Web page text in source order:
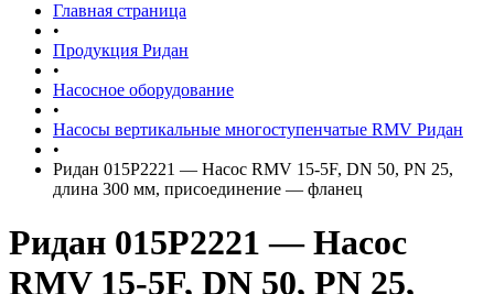
Главная страница
•
Продукция Ридан
•
Насосное оборудование
•
Насосы вертикальные многоступенчатые RMV Ридан
•
Ридан 015P2221 — Насос RMV 15-5F, DN 50, PN 25,
длина 300 мм, присоединение — фланец
Ридан 015P2221 — Насос
RMV 15-5F, DN 50, PN 25,